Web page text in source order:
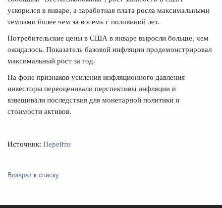
ускорился в январе, а заработная плата росла максимальными
темпами более чем за восемь с половиной лет.
Потребительские цены в США в январе выросли больше, чем
ожидалось. Показатель базовой инфляции продемонстрировал
максимальный рост за год.
На фоне признаков усиления инфляционного давления
инвесторы переоценивали перспективы инфляции и
взвешивали последствия для монетарной политики и
стоимости активов.
Источник: Перейти
Возврат к списку